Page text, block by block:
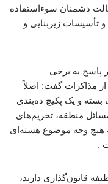
دشمنان سوءاستفاده
تأسیسات زیربنایی و
پاسخ به برخی
مذاکرات گفت: اصلاً
بسته و یک پکیچ ده‌بندی
منطقه، تحریم‌های
به هیچ وجه موضوع هسته‌ای
.
قانون‌گذاری دارند،